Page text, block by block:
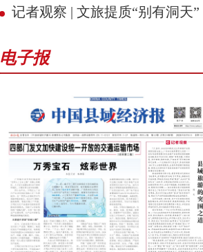
记者观察 | 文旅提质“别有洞天”
电子报